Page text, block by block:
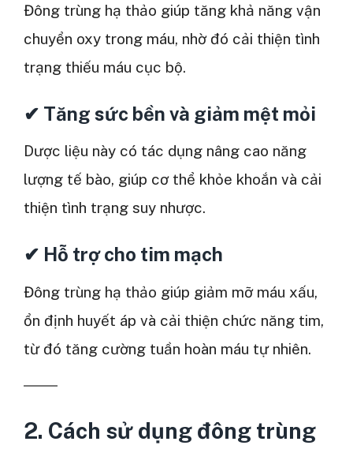
Đông trùng hạ thảo giúp tăng khả năng vận
chuyển oxy trong máu, nhờ đó cải thiện tình
trạng thiếu máu cục bộ.
✔ Tăng sức bền và giảm mệt mỏi
Dược liệu này có tác dụng nâng cao năng
lượng tế bào, giúp cơ thể khỏe khoắn và cải
thiện tình trạng suy nhược.
✔ Hỗ trợ cho tim mạch
Đông trùng hạ thảo giúp giảm mỡ máu xấu,
ổn định huyết áp và cải thiện chức năng tim,
từ đó tăng cường tuần hoàn máu tự nhiên.
2. Cách sử dụng đông trùng